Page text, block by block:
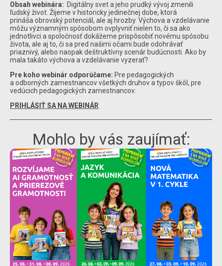
Obsah webinára: Digitálny svet a jeho prudký vývoj zmenili
ľudský život. Žijeme v historicky jedinečnej dobe, ktorá
prináša obrovský potenciál, ale aj hrozby. Výchova a vzdelávanie
môžu významným spôsobom ovplyvniť nielen to, či sa ako
jednotlivci a spoločnosť dokážeme prispôsobiť novému spôsobu
života, ale aj to, či sa pred našimi očami bude odohrávať
priaznivý, alebo naopak deštruktívny scenár budúcnosti. Ako by
mala takáto výchova a vzdelávanie vyzerať?
Pre koho webinár odporúčame: Pre pedagogických
a odborných zamestnancov všetkých druhov a typov škôl, pre
vedúcich pedagogických zamestnancov.
PRIHLÁSIŤ SA NA WEBINÁR
Mohlo by vás zaujímať: